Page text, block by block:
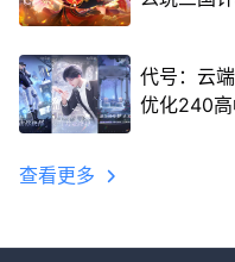
代号：云
优化240
查看更多